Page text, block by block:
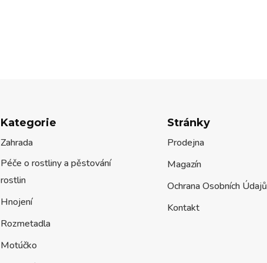
Kategorie
Zahrada
Péče o rostliny a pěstování
rostlin
Hnojení
Rozmetadla
Motúčko
Stránky
Prodejna
Magazín
Ochrana Osobních Údajů
Kontakt